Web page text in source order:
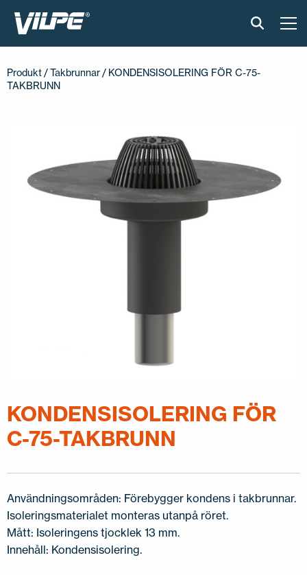
INSTALLATION OCH MATERIAL
Produkt /Takbrunnar / KONDENSISOLERING FÖR C-75-
TAKBRUNN
KONDENSISOLERING FÖR
C-75-TAKBRUNN
Användningsområden: Förebygger kondens i takbrunnar.
Isoleringsmaterialet monteras utanpå röret.
Mått: Isoleringens tjocklek 13 mm.
Innehåll: Kondensisolering.